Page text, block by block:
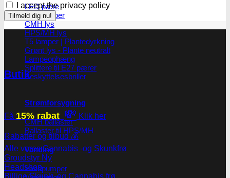
LED pære
LED lamper
CMH lys
HPS/MH lys
T5 lamper | Plantedyrkning
Grønt lys - Plante neutralt
Lampeophæng
Splittere til E27 pærer
Beskyttelsesbriller
Strømforsygning
CMH ballaster
Ballaster til HPS/MH
Vanding
Vandpumper
I accept the privacy policy
Butik
Få 15% rabat 💸 Klik her
Rabatter og tilbud 💰
Alle vores Cannabis -og Skunkfrø
Groudstyr
Headshop
Billige Skunk -og Cannabis frø